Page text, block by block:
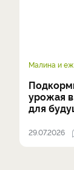
Малина и
урожая в
для
29.07.2026